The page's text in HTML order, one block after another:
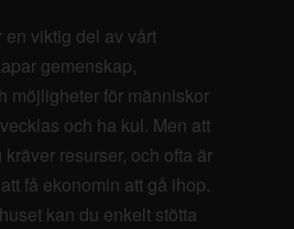
viktig del av vårt
gemenskap,
möjligheter för människor
och ha kul. Men att
resurser, och ofta är
få ekonomin att gå ihop.
kan du enkelt stötta